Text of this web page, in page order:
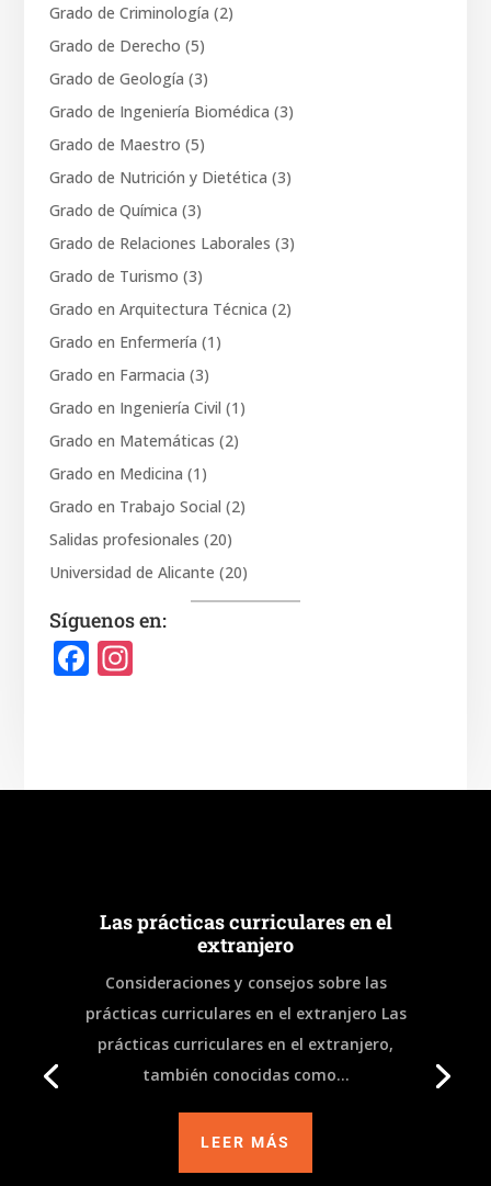
Grado de Criminología (2)
Grado de Derecho (5)
Grado de Geología (3)
Grado de Ingeniería Biomédica (3)
Grado de Maestro (5)
Grado de Nutrición y Dietética (3)
Grado de Química (3)
Grado de Relaciones Laborales (3)
Grado de Turismo (3)
Grado en Arquitectura Técnica (2)
Grado en Enfermería (1)
Grado en Farmacia (3)
Grado en Ingeniería Civil (1)
Grado en Matemáticas (2)
Grado en Medicina (1)
Grado en Trabajo Social (2)
Salidas profesionales (20)
Universidad de Alicante (20)
Síguenos en:
F
b
k
In
a
Las prácticas curriculares en el
extranjero
Consideraciones y consejos sobre las
prácticas curriculares en el extranjero Las
prácticas curriculares en el extranjero,
también conocidas como...
LEER MÁS